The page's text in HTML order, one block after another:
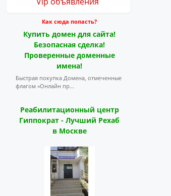
Как сюда попасть?
Купить домен для сайта!
Безопасная сделка!
Проверенные доменные
имена!
Быстрая покупка Домена, отмеченные
флагом «Онлайн пр...
Реабилитационный центр
Гиппократ - Лучший Рехаб
в Москве